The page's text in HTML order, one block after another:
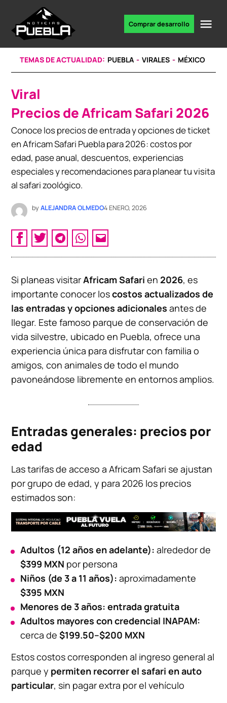
content
noticias
Comprar desarrollo
TEMAS DE ACTUALIDAD: PUEBLA VIRALES MÉXICO
POSTED
IN
Viral
Precios de Africam Safari 2026
Conoce los precios de entrada y opciones de ticket
en Africam Safari Puebla para 2026: costos por
edad, pase anual, descuentos, experiencias
especiales y recomendaciones para planear tu visita
al safari zoológico.
byALEJANDRA OLMEDO4 ENERO, 2026
Si planeas visitarAfricam Safari en 2026, es
importante conocer loscostos actualizados de
las entradas y opciones adicionales antes de
llegar. Este famoso parque de conservación de
vida silvestre, ubicado en Puebla, ofrece una
experiencia única para disfrutar con familia o
amigos, con animales de todo el mundo
pavoneándose libremente en entornos amplios.
Entradas generales: precios por
edad
Las tarifas de acceso a Africam Safari se ajustan
por grupo de edad, y para 2026 los precios
estimados son:
Adultos (12 años en adelante): alrededor de
$399 MXN por persona
Niños (de 3 a 11 años): aproximadamente
$395 MXN
Menores de 3 años: entrada gratuita
Adultos mayores con credencial INAPAM:
cerca de$199.50–$200 MXN
Estos costos corresponden al ingreso general al
parque y permiten recorrer el safari en auto
particular, sin pagar extra por el vehículo